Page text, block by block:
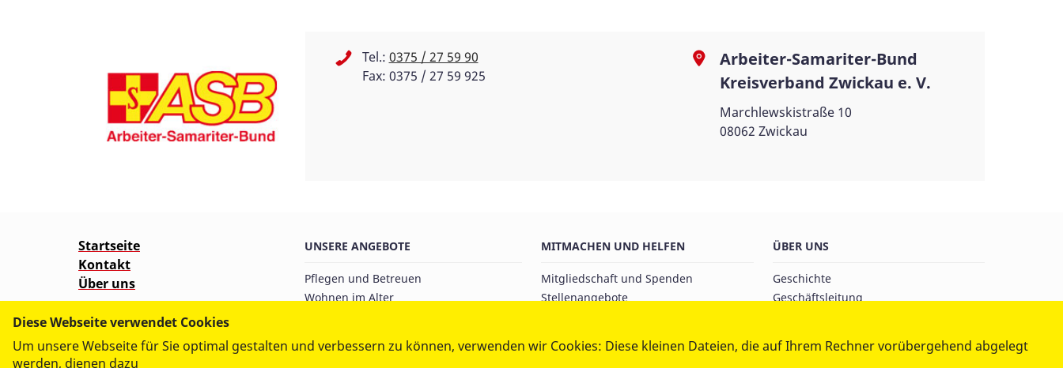
Tel.: 0375 / 27 59 90
Fax: 0375 / 27 59 925
Arbeiter-Samariter-Bund
Kreisverband Zwickau e. V.
Marchlewskistraße 10
08062 Zwickau
Startseite
Kontakt
Über uns
Wünschewagen
UNSERE ANGEBOTE
Pflegen und Betreuen
Wohnen im Alter
Ärztliche Versorgung
MITMACHEN UND HELFEN
Mitgliedschaft und Spenden
Stellenangebote
Freiwilligenarbeit
ÜBER UNS
Geschichte
Geschäftsleitung
Partner
Diese Webseite verwendet Cookies
Um unsere Webseite für Sie optimal gestalten und verbessern zu können, verwenden wir Cookies: Diese kleinen Dateien, die auf Ihrem Rechner vorübergehend abgelegt
werden, dienen dazu